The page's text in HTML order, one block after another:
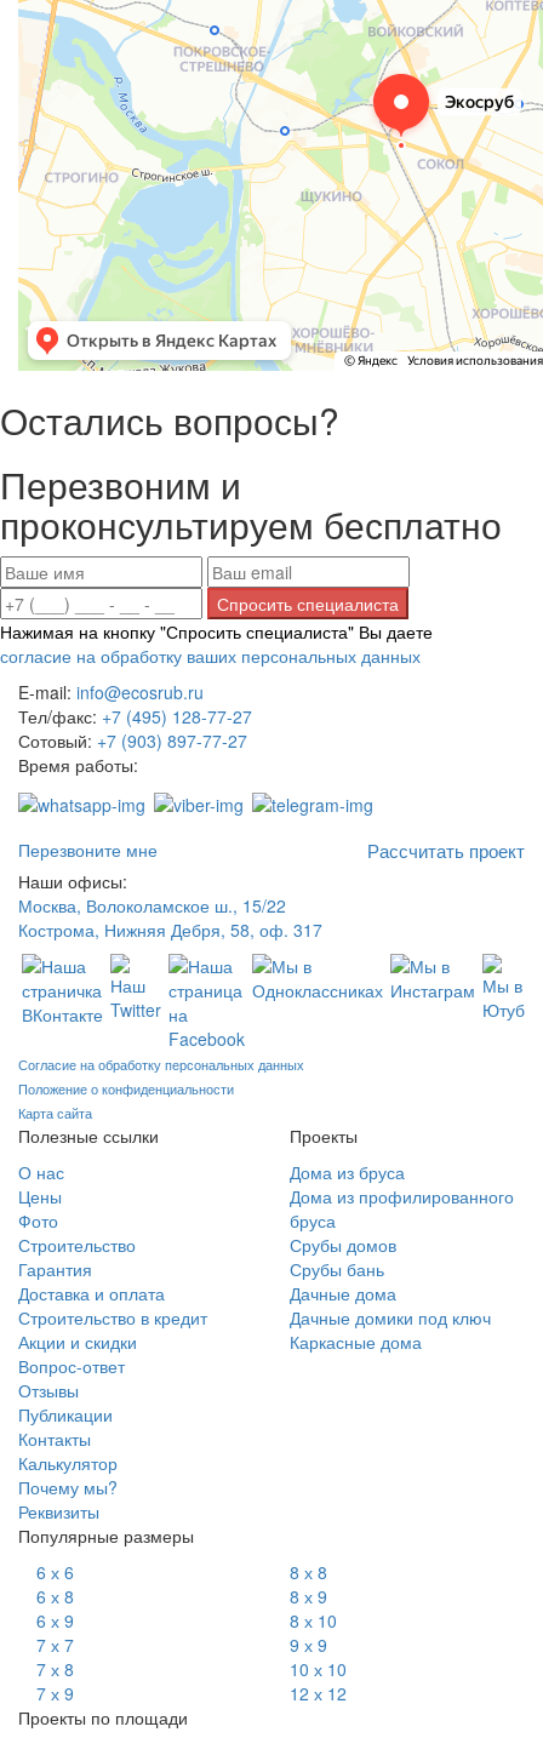
Остались вопросы?
Перезвоним и
проконсультируем бесплатно
Нажимая на кнопку "Спросить специалиста" Вы даете
согласие на обработку ваших персональных данных
E-mail: info@ecosrub.ru
Тел/факс: +7 (495) 128-77-27
Сотовый: +7 (903) 897-77-27
Время работы:
Перезвоните мне Рассчитать проект
Наши офисы:
Москва, Волоколамское ш., 15/22
Кострома, Нижняя Дебря, 58, оф. 317
Согласие на обработку персональных данных
Положение о конфиденциальности
Карта сайта
Полезные ссылки
О нас
Цены
Фото
Строительство
Гарантия
Доставка и оплата
Строительство в кредит
Акции и скидки
Вопрос-ответ
Отзывы
Публикации
Контакты
Калькулятор
Почему мы?
Реквизиты
Проекты
Дома из бруса
Дома из профилированного
бруса
Срубы домов
Срубы бань
Дачные дома
Дачные домики под ключ
Каркасные дома
Популярные размеры
6 х 6
6 х 8
6 х 9
7 х 7
7 х 8
7 х 9
8 х 8
8 х 9
8 х 10
9 х 9
10 х 10
12 х 12
Проекты по площади